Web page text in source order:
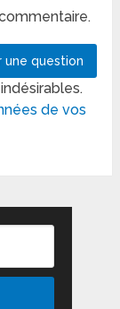
de vos